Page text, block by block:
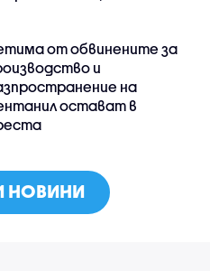
от обвинените за
и
на
остават в
НОВИНИ